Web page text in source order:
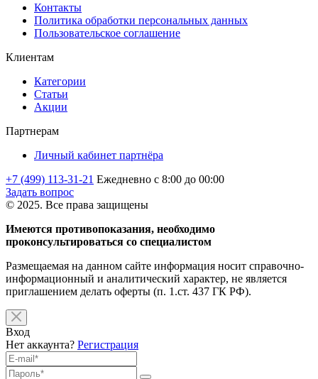
Контакты
Политика обработки персональных данных
Пользовательское соглашение
Клиентам
Категории
Статьи
Акции
Партнерам
Личный кабинет партнёра
+7 (499) 113-31-21 Ежедневно с 8:00 до 00:00
Задать вопрос
© 2025. Все права защищены
Имеются противопоказания, необходимо
проконсультироваться со специалистом
Размещаемая на данном сайте информация носит справочно-
информационный и аналитический характер, не является
приглашением делать оферты (п. 1.ст. 437 ГК РФ).
Вход
Нет аккаунта? Регистрация